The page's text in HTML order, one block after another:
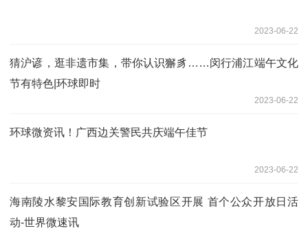
2023-06-22
猜沪谚，逛非遗市集，带你认识獬豸……闵行浦江端午文化
节有特色|环球即时
2023-06-22
环球微资讯！广西边关警民共庆端午佳节
2023-06-22
海南陵水黎安国际教育创新试验区开展 首个公众开放日活
动-世界微速讯